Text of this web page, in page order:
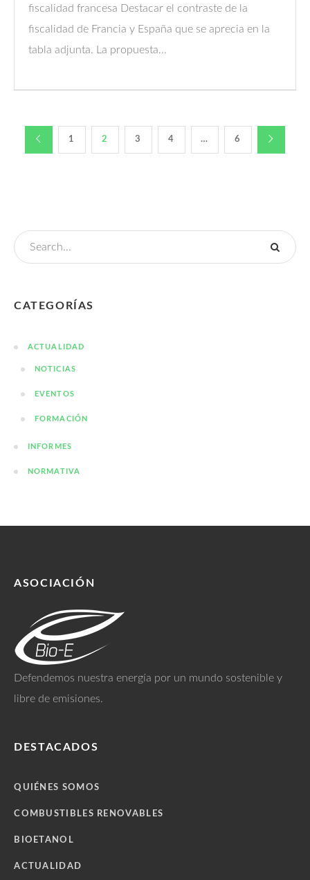
fiscalidad francesa Destacar el contraste de la
fiscalidad de Francia y España que se aprecia en la
tabla adjunta. La propuesta...
1 2 3 4 … 6
CATEGORÍAS
ACTUALIDAD
NOTICIAS
EVENTOS
FORMACIÓN
INFORMES
NORMATIVA
ASOCIACIÓN
Defendemos nuestra energía por un mundo sostenible y
libre de emisiones.
DESTACADOS
QUIÉNES SOMOS
COMBUSTIBLES RENOVABLES
BIOETANOL
ACTUALIDAD